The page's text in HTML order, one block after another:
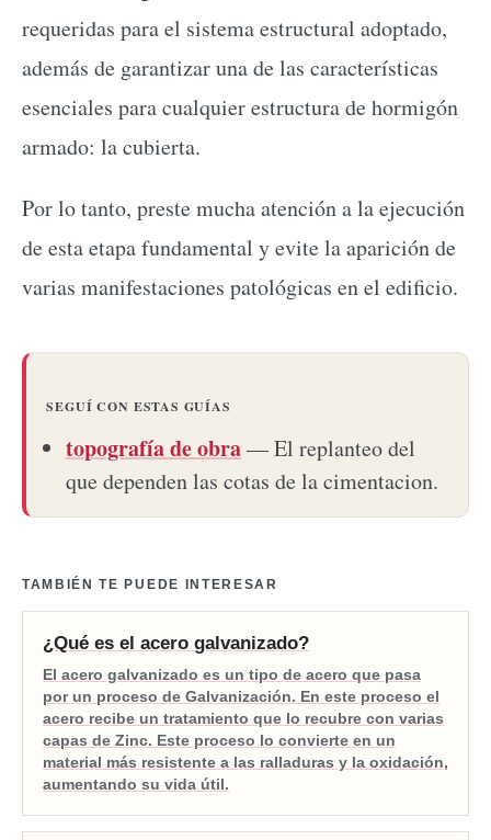
requeridas para el sistema estructural adoptado,
además de garantizar una de las características
esenciales para cualquier estructura de hormigón
armado: la cubierta.
Por lo tanto, preste mucha atención a la ejecución
de esta etapa fundamental y evite la aparición de
varias manifestaciones patológicas en el edificio.
SEGUÍ CON ESTAS GUÍAS
topografía de obra— El replanteo del
que dependen las cotas de la cimentacion.
TAMBIÉN TE PUEDE INTERESAR
¿Qué es el acero galvanizado?
El acero galvanizado es un tipo de acero que pasa
por un proceso de Galvanización. En este proceso el
acero recibe un tratamiento que lo recubre con varias
capas de Zinc. Este proceso lo convierte en un
material más resistente a las ralladuras y la oxidación,
aumentando su vida útil.